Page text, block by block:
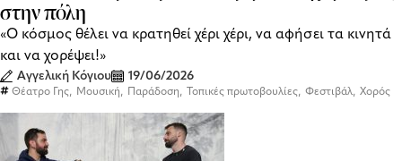
στην πόλη
«Ο κόσμος θέλει να κρατηθεί χέρι χέρι, να αφήσει τα κινητά
και να χορέψει!»
Αγγελική Κόγιου 19/06/2026
Θέατρο Γης, Μουσική, Παράδοση, Τοπικές πρωτοβουλίες, Φεστιβάλ, Χορός